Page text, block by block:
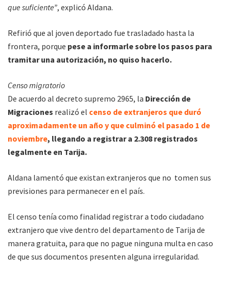
que suficiente”, explicó Aldana.
Refirió que al joven deportado fue trasladado hasta la
frontera, porque pese a informarle sobre los pasos para
tramitar una autorización, no quiso hacerlo.
Censo migratorio
De acuerdo al decreto supremo 2965, la Dirección de
Migraciones realizó el censo de extranjeros que duró
aproximadamente un año y que culminó el pasado 1 de
noviembre, llegando a registrar a 2.308 registrados
legalmente en Tarija.
Aldana lamentó que existan extranjeros que no tomen sus
previsiones para permanecer en el país.
El censo tenía como finalidad registrar a todo ciudadano
extranjero que vive dentro del departamento de Tarija de
manera gratuita, para que no pague ninguna multa en caso
de que sus documentos presenten alguna irregularidad.